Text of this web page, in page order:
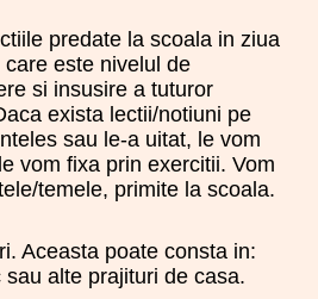
predate la scoala in ziua
este nivelul de
si insusire a tuturor
exista lectii/notiuni pe
sau le-a uitat, le vom
vom fixa prin exercitii. Vom
temele, primite la scoala.
Aceasta poate consta in:
alte prajituri de casa.